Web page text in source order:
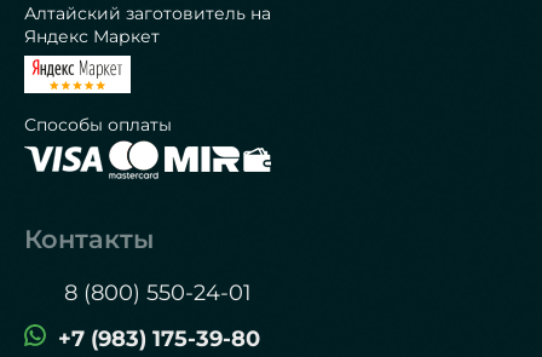
Алтайский заготовитель на
Яндекс Маркет
Способы оплаты
Контакты
8 (800) 550-24-01
+7 (983) 175-39-80